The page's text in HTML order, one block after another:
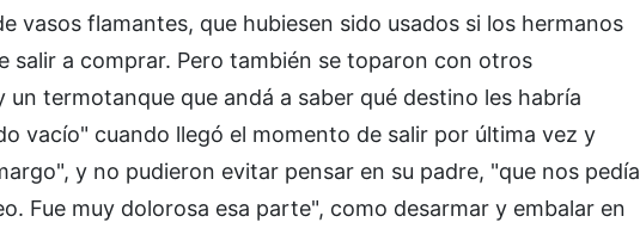
vasos flamantes, que hubiesen sido usados si los hermanos
salir a comprar. Pero también se toparon con otros
termotanque que andá a saber qué destino les habría
vacío" cuando llegó el momento de salir por última vez y
y no pudieron evitar pensar en su padre, "que nos pedía
Fue muy dolorosa esa parte", como desarmar y embalar en